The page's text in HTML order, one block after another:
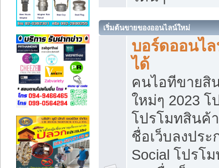
เริ่มต้นขายของออนไลน์ใหม่
บอร์ดออนไ
ได้
คนไอทีขายสิ
ใหม่ๆ 2023
โปรโมทสินค้
ชื่อเว็บลงปร
Social โปรโ